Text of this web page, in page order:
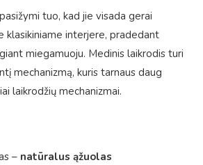
tuo, kad jie visada gerai
klasikiniame interjere, pradedant
miegamuoju. Medinis laikrodis turi
mechanizmą, kuris tarnaus daug
laikrodžių mechanizmai.
– natūralus ąžuolas